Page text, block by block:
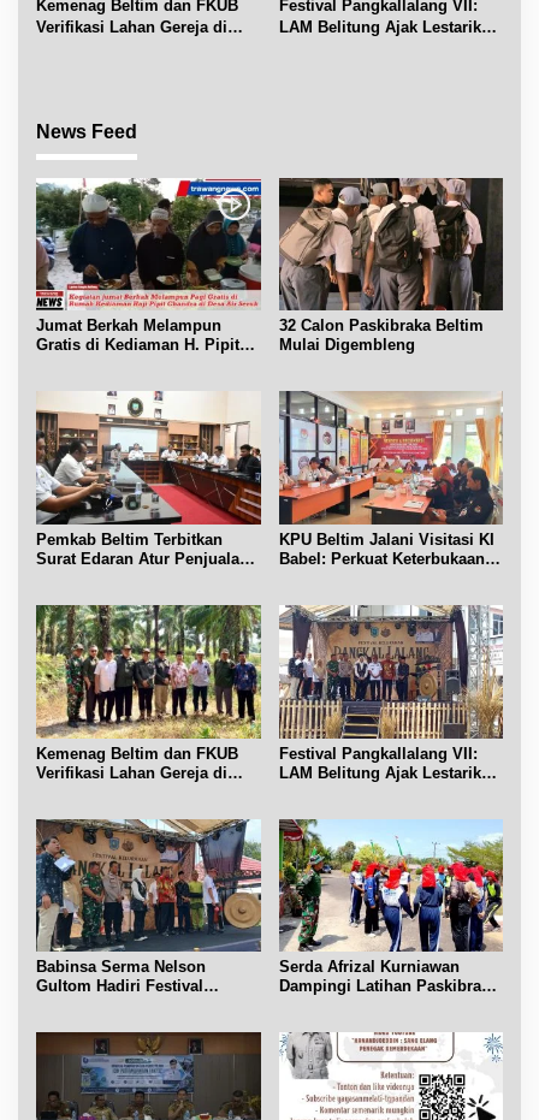
Kemenag Beltim dan FKUB
Verifikasi Lahan Gereja di
Festival Pangkallalang VII:
LAM Belitung Ajak Lestarikan
News Feed
Jumat Berkah Melampun
Gratis di Kediaman H. Pipit
32 Calon Paskibraka Beltim
Mulai Digembleng
Pemkab Beltim Terbitkan
Surat Edaran Atur Penjualan
KPU Beltim Jalani Visitasi KI
Babel: Perkuat Keterbukaan
Kemenag Beltim dan FKUB
Verifikasi Lahan Gereja di
Festival Pangkallalang VII:
LAM Belitung Ajak Lestarikan
Babinsa Serma Nelson
Gultom Hadiri Festival
Serda Afrizal Kurniawan
Dampingi Latihan Paskibra